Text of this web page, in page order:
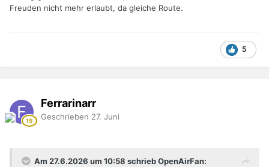
Freuden nicht mehr erlaubt, da gleiche Route.
5
Ferrarinarr
Geschrieben 27. Juni
Am 27.6.2026 um 10:58 schrieb OpenAirFan: